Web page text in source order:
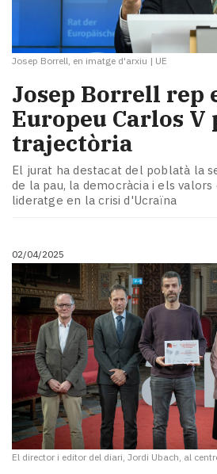
Josep Borrell, en imatge d'arxiu | UE
Josep Borrell rep
Europeu Carlos V
trajectòria
El jurat ha destacat del poblatà la
de la pau, la democràcia i els
lideratge en la crisi d'Ucraïna
02/04/2025
El director i editor del diari, Jordi Ubach, al